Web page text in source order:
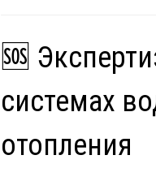
🆘
системах
отопления